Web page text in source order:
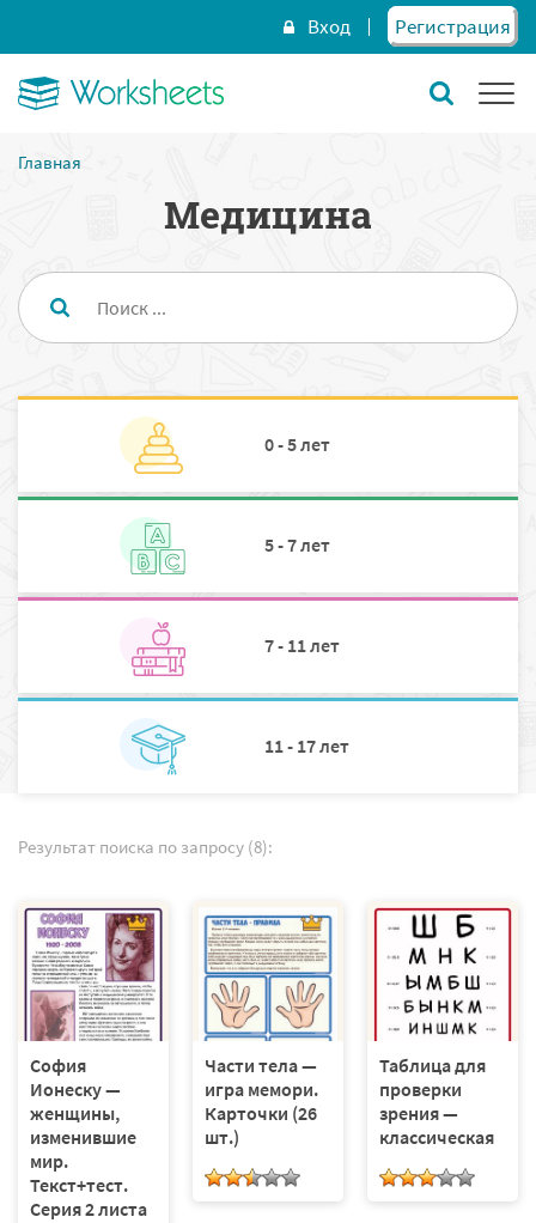
Вход Регистрация
Главная
Медицина
0 - 5 лет
5 - 7 лет
7 - 11 лет
11 - 17 лет
Результат поиска по запросу (8):
София
Ионеску —
женщины,
изменившие
мир.
Текст+тест.
Серия 2 листа
Части тела —
игра мемори.
Карточки (26
шт.)
Таблица для
проверки
зрения —
классическая